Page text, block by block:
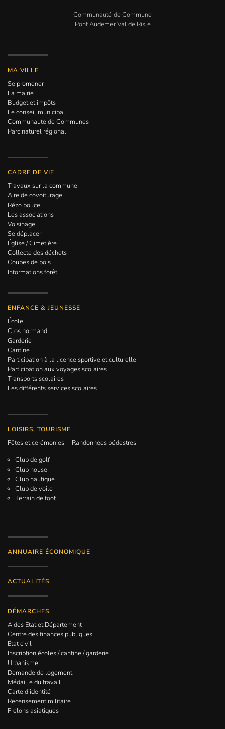
Communauté de Commune
Pont Audemer Val de Risle
MA VILLE
Se promener
La mairie
Budget et impôts
Le conseil municipal
Communauté de Communes
Parc naturel régional
CADRE DE VIE
Travaux sur la commune
Aire de covoiturage
Rézo pouce
Les associations
Voisinage
Se déplacer
Église / Cimetière
Collecte des déchets
Coupes de bois
Informations forêt
ENFANCE & JEUNESSE
École
Clos normand
Garderie
Cantine
Participation à la licence sportive et culturelle
Participation aux voyages scolaires
Transports scolaires
Les différents services scolaires
LOISIRS, TOURISME
Fêtes et cérémonies
Randonnées pédestres
Club de golf
Club house
Club nautique
Club de voile
Terrain de foot
ANNUAIRE ÉCONOMIQUE
ACTUALITÉS
DÉMARCHES
Aides Etat et Département
Centre des finances publiques
État civil
Inscription écoles / cantine / garderie
Urbanisme
Demande de logement
Médaille du travail
Carte d'identité
Recensement militaire
Frelons asiatiques